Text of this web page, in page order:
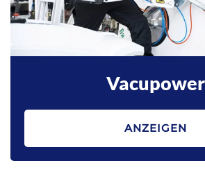
Vacupower
ANZEIGEN